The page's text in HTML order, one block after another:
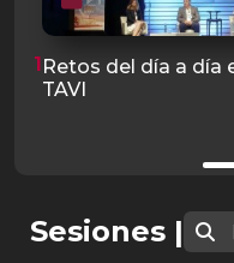
1Retos del día a día
TAVI
Sesiones |